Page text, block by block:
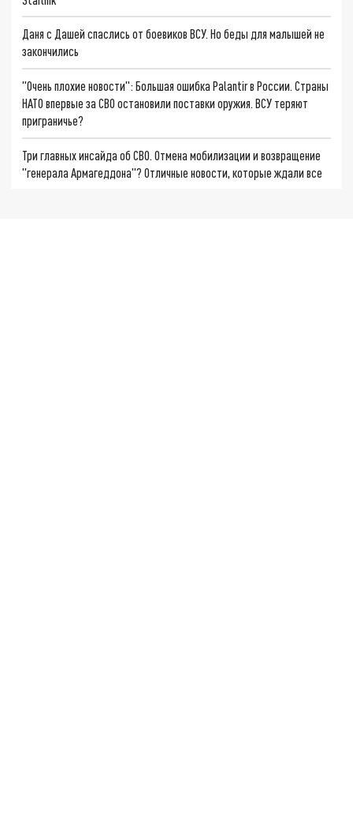
Даня с Дашей спаслись от боевиков ВСУ. Но беды для малышей не
закончились
"Очень плохие новости": Большая ошибка Palantir в России. Страны
НАТО впервые за СВО остановили поставки оружия. ВСУ теряют
приграничье?
Три главных инсайда об СВО. Отмена мобилизации и возвращение
"генерала Армагеддона"? Отличные новости, которые ждали все